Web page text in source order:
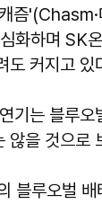
즘'(Chasm·
화하며 SK
도 커지고 있
기는 블루오
않을 것으로
블루오벌